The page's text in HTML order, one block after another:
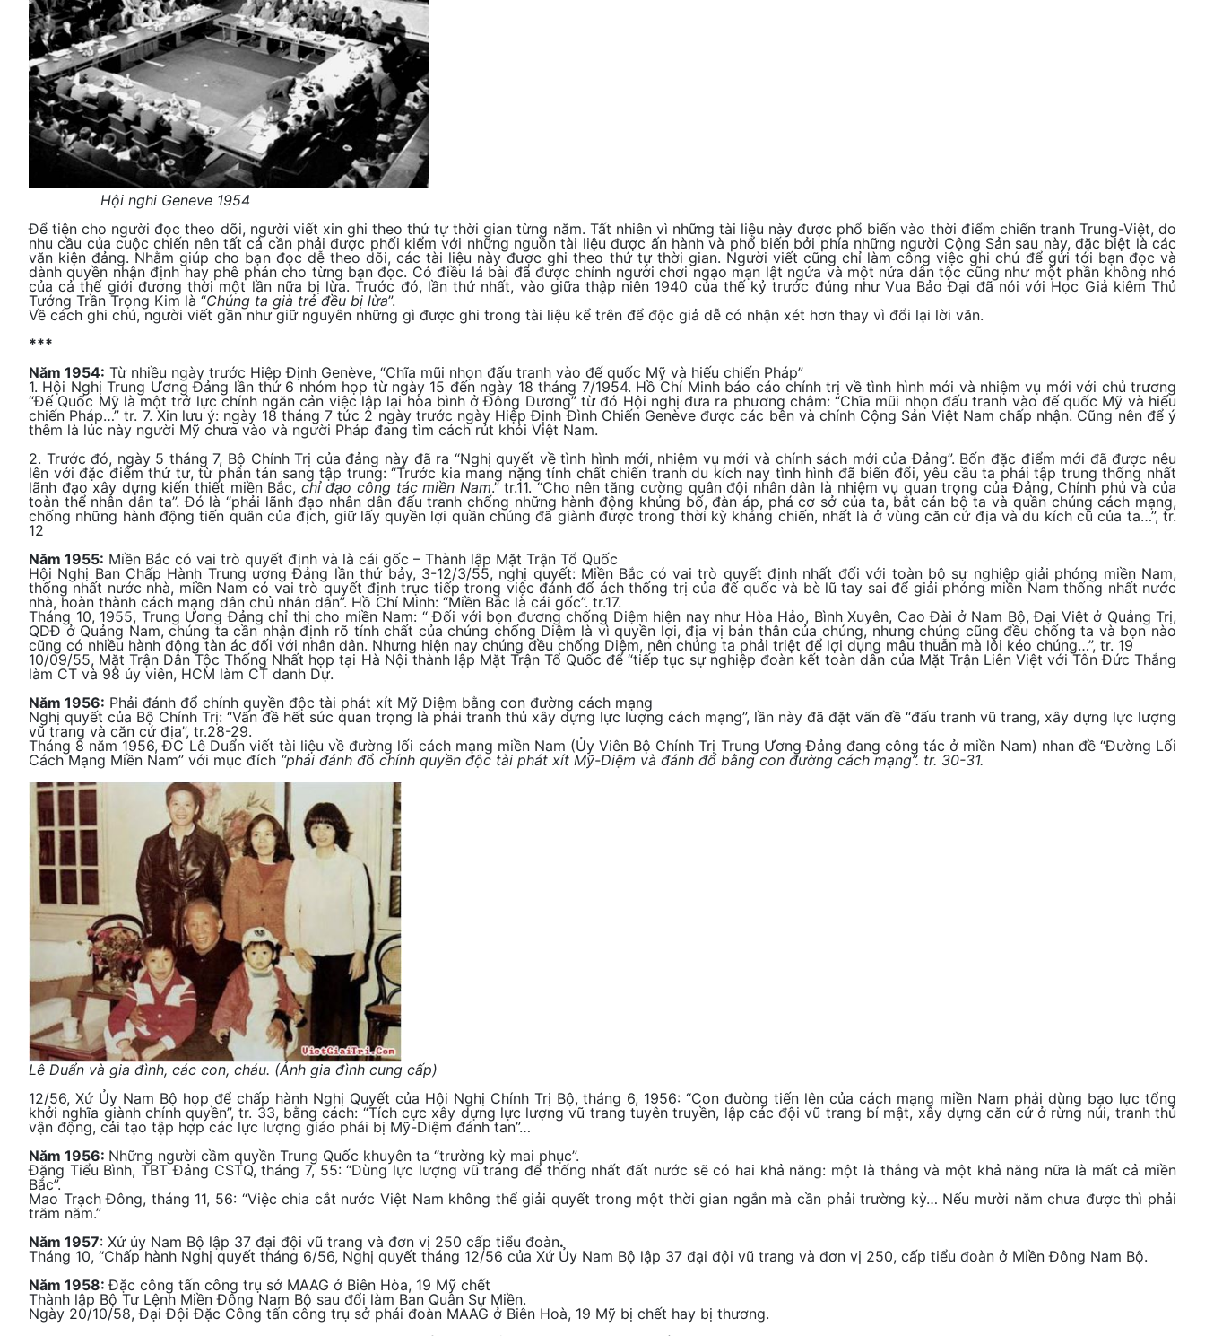
Hội nghi Geneve 1954
Để tiện cho người đọc theo dõi, người viết xin ghi theo thứ tự thời gian từng năm. Tất nhiên vì những tài liệu này được phổ biến vào thời điểm chiến tranh Trung-Việt, do
nhu cầu của cuộc chiến nên tất cả cần phải được phối kiểm với những nguồn tài liệu được ấn hành và phổ biến bởi phía những người Cộng Sản sau này, đặc biệt là các
văn kiện đảng. Nhằm giúp cho bạn đọc dễ theo dõi, các tài liệu này được ghi theo thứ tự thời gian. Người viết cũng chỉ làm công việc ghi chú để gửi tới bạn đọc và
dành quyền nhận định hay phê phán cho từng bạn đọc. Có điều lá bài đã được chính người chơi ngạo mạn lật ngửa và một nửa dân tộc cũng như một phần không nhỏ
của cả thế giới đương thời một lần nữa bị lừa. Trước đó, lần thứ nhất, vào giữa thập niên 1940 của thế kỷ trước đúng như Vua Bảo Đại đã nói với Học Giả kiêm Thủ
Tướng Trần Trọng Kim là “Chúng ta già trẻ đều bị lừa”.
Về cách ghi chú, người viết gần như giữ nguyên những gì được ghi trong tài liệu kể trên để độc giả dễ có nhận xét hơn thay vì đổi lại lời văn.
***
Năm 1954: Từ nhiều ngày trước Hiệp Định Genève, “Chĩa mũi nhọn đấu tranh vào đế quốc Mỹ và hiếu chiến Pháp”
1. Hội Nghị Trung Ương Đảng lần thứ 6 nhóm họp từ ngày 15 đến ngày 18 tháng 7/1954. Hồ Chí Minh báo cáo chính trị về tình hình mới và nhiệm vụ mới với chủ trương
“Đế Quốc Mỹ là một trở lực chính ngăn cản việc lập lại hòa bình ở Đông Dương” từ đó Hội nghị đưa ra phương châm: “Chĩa mũi nhọn đấu tranh vào đế quốc Mỹ và hiếu
chiến Pháp…” tr. 7. Xin lưu ý: ngày 18 tháng 7 tức 2 ngày trước ngày Hiệp Định Đình Chiến Genève được các bên và chính Cộng Sản Việt Nam chấp nhận. Cũng nên để ý
thêm là lúc này người Mỹ chưa vào và người Pháp đang tìm cách rút khỏi Việt Nam.
2. Trước đó, ngày 5 tháng 7, Bộ Chính Trị của đảng này đã ra “Nghị quyết về tình hình mới, nhiệm vụ mới và chính sách mới của Đảng”. Bốn đặc điểm mới đã được nêu
lên với đặc điểm thứ tư, từ phân tán sang tập trung: “Trước kia mang nặng tính chất chiến tranh du kích nay tình hình đã biến đổi, yêu cầu ta phải tập trung thống nhất
lãnh đạo xây dựng kiến thiết miền Bắc, chỉ đạo công tác miền Nam.” tr.11. “Cho nên tăng cường quân đội nhân dân là nhiệm vụ quan trọng của Đảng, Chính phủ và của
toàn thể nhân dân ta”. Đó là “phải lãnh đạo nhân dân đấu tranh chống những hành động khủng bố, đàn áp, phá cơ sở của ta, bắt cán bộ ta và quần chúng cách mạng,
chống những hành động tiến quân của địch, giữ lấy quyền lợi quần chúng đã giành được trong thời kỳ kháng chiến, nhất là ở vùng căn cứ địa và du kích cũ của ta…”, tr.
12
Năm 1955: Miền Bắc có vai trò quyết định và là cái gốc – Thành lập Mặt Trận Tổ Quốc
Hội Nghị Ban Chấp Hành Trung ương Đảng lần thứ bảy, 3-12/3/55, nghị quyết: Miền Bắc có vai trò quyết định nhất đối với toàn bộ sự nghiệp giải phóng miền Nam,
thống nhất nước nhà, miền Nam có vai trò quyết định trực tiếp trong việc đánh đổ ách thống trị của đế quốc và bè lũ tay sai để giải phóng miền Nam thống nhất nước
nhà, hoàn thành cách mạng dân chủ nhân dân”. Hồ Chí Minh: “Miền Bắc là cái gốc”. tr.17.
Tháng 10, 1955, Trung Ương Đảng chỉ thị cho miền Nam: “ Đối với bọn đương chống Diệm hiện nay như Hòa Hảo, Bình Xuyên, Cao Đài ở Nam Bộ, Đại Việt ở Quảng Trị,
QDĐ ở Quảng Nam, chúng ta cần nhận định rõ tính chất của chúng chống Diệm là vì quyền lợi, địa vị bản thân của chúng, nhưng chúng cũng đều chống ta và bọn nào
cũng có nhiều hành động tàn ác đối với nhân dân. Nhưng hiện nay chúng đều chống Diệm, nên chúng ta phải triệt để lợi dụng mâu thuẫn mà lôi kéo chúng…”, tr. 19
10/09/55, Mặt Trận Dân Tộc Thống Nhất họp tại Hà Nội thành lập Mặt Trận Tổ Quốc để “tiếp tục sự nghiệp đoàn kết toàn dân của Mặt Trận Liên Việt với Tôn Đức Thắng
làm CT và 98 ủy viên, HCM làm CT danh Dự.
Năm 1956: Phải đánh đổ chính quyền độc tài phát xít Mỹ Diệm bằng con đường cách mạng
Nghị quyết của Bộ Chính Trị: “Vấn đề hết sức quan trọng là phải tranh thủ xây dựng lực lượng cách mạng”, lần này đã đặt vấn đề “đấu tranh vũ trang, xây dựng lực lượng
vũ trang và căn cứ địa”, tr.28-29.
Tháng 8 năm 1956, ĐC Lê Duẩn viết tài liệu về đường lối cách mạng miền Nam (Ủy Viên Bộ Chính Trị Trung Ương Đảng đang công tác ở miền Nam) nhan đề “Đường Lối
Cách Mạng Miền Nam” với mục đích “phải đánh đổ chính quyền độc tài phát xít Mỹ-Diệm và đánh đổ bằng con đường cách mạng”. tr. 30-31.
Lê Duẩn và gia đình, các con, cháu. (Ảnh gia đình cung cấp)
12/56, Xứ Ủy Nam Bộ họp để chấp hành Nghị Quyết của Hội Nghị Chính Trị Bộ, tháng 6, 1956: “Con đưòng tiến lên của cách mạng miền Nam phải dùng bạo lực tổng
khởi nghĩa giành chính quyền”, tr. 33, bằng cách: “Tích cực xây dựng lực lượng vũ trang tuyên truyền, lập các đội vũ trang bí mật, xây dựng căn cứ ở rừng núi, tranh thủ
vận động, cải tạo tập hợp các lực lượng giáo phái bị Mỹ-Diệm đánh tan”…
Năm 1956: Những người cầm quyền Trung Quốc khuyên ta “trường kỳ mai phục”.
Đặng Tiểu Bình, TBT Đảng CSTQ, tháng 7, 55: “Dùng lực lượng vũ trang để thống nhất đất nước sẽ có hai khả năng: một là thắng và một khả năng nữa là mất cả miền
Bắc”.
Mao Trạch Đông, tháng 11, 56: “Việc chia cắt nước Việt Nam không thể giải quyết trong một thời gian ngắn mà cần phải trường kỳ… Nếu mười năm chưa được thì phải
trăm năm.”
Năm 1957: Xứ ủy Nam Bộ lập 37 đại đội vũ trang và đơn vị 250 cấp tiểu đoàn.
Tháng 10, “Chấp hành Nghị quyết tháng 6/56, Nghị quyết tháng 12/56 của Xứ Ủy Nam Bộ lập 37 đại đội vũ trang và đơn vị 250, cấp tiểu đoàn ở Miền Đông Nam Bộ.
Năm 1958:Đặc công tấn công trụ sở MAAG ở Biên Hòa, 19 Mỹ chết
Thành lập Bộ Tư Lệnh Miền Đông Nam Bộ sau đổi làm Ban Quân Sự Miền.
Ngày 20/10/58, Đại Đội Đặc Công tấn công trụ sở phái đoàn MAAG ở Biên Hoà, 19 Mỹ bị chết hay bị thương.